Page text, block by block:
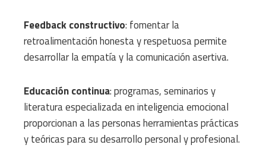
Feedback constructivo: fomentar la
retroalimentación honesta y respetuosa permite
desarrollar la empatía y la comunicación asertiva.
Educación continua: programas, seminarios y
literatura especializada en inteligencia emocional
proporcionan a las personas herramientas prácticas
y teóricas para su desarrollo personal y profesional.